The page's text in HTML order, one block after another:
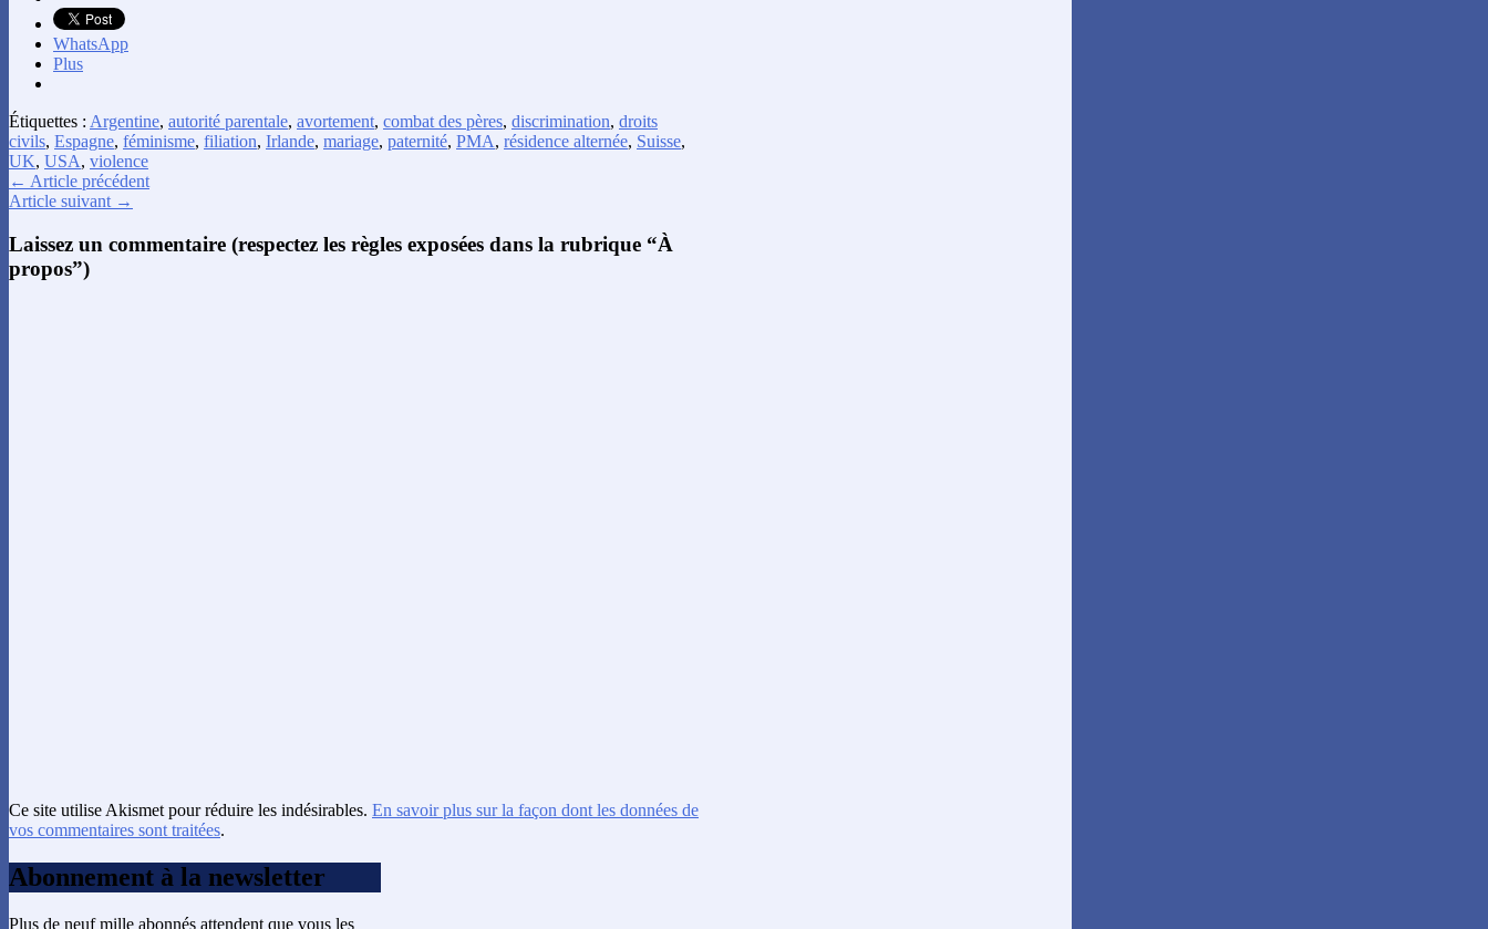
WhatsApp
Plus
Étiquettes : Argentine, autorité parentale, avortement, combat des pères, discrimination, droits
civils, Espagne, féminisme, filiation, Irlande, mariage, paternité, PMA, résidence alternée, Suisse,
UK, USA, violence
← Article précédent
Article suivant →
Laissez un commentaire (respectez les règles exposées dans la rubrique “À
propos”)
Ce site utilise Akismet pour réduire les indésirables. En savoir plus sur la façon dont les données de
vos commentaires sont traitées.
Abonnement à la newsletter
Plus de neuf mille abonnés attendent que vous les